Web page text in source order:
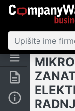
Rezime
Osnovni